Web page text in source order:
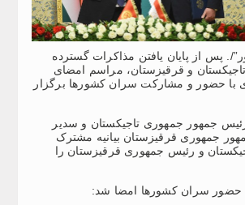
/”خاور”/. پس از پایان یافتن مذاکرات گسترده
و قرقیزستان، مراسم امضای
با حضور و مشارکت سران کشورها برگزار
جمهور جمهوری تاجیکستان و سدیر
جمهوری قرقیزستان بیانیه مشترک
و رئیس جمهوری قرقیزستان را
حضور سران کشورها امضا شد: